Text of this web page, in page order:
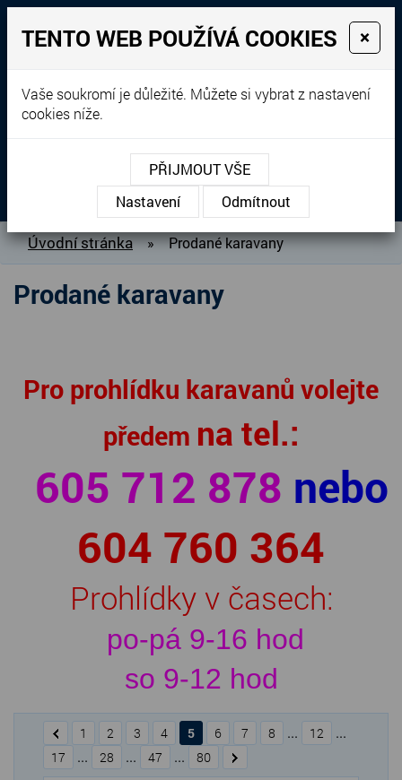
Prodej, dovoz, výkup a
pronájem karavanů
+420 604 760 364
MENU
O NÁS
BAZAR KARAVANŮ
PŘIPRAVUJEME DO PRODEJE
DOPLŇKY PRO KARAVANY
SERVIS KARAVANŮ
Úvodní stránka » Prodané karavany
Prodané karavany
Pro prohlídku karavanů volejte
předem na tel.:
605 712 878 nebo
604 760 364
Prohlídky v časech:
po-pá 9-16 hod
so 9-12 hod
1 2 3 4 5 6 7 8 ... 12 ...
17 ... 28 ... 47 ... 80
TENTO WEB POUŽÍVÁ COOKIES ×
Vaše soukromí je důležité. Můžete si vybrat z nastavení
cookies níže.
PŘIJMOUT VŠE
Nastavení
Odmítnout